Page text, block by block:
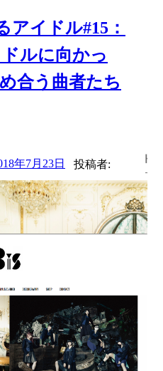
アイドル#15：
ルに向かっ
合う曲者たち
年7月23日 投稿者: